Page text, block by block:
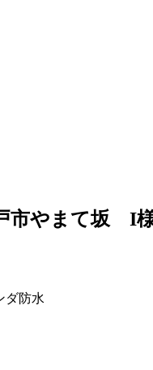
市やまて坂 I
ダ防水